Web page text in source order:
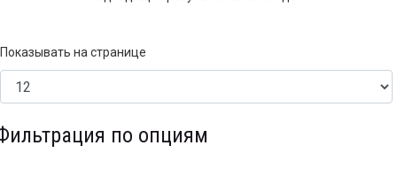
Показывать на странице
по опциям